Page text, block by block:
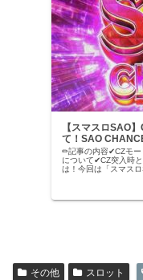
【スマスロSAO
て！SAO
✏︎記事の内容✔︎CZモー
について✔︎CZ突入時
は！今回は「スマス
が、特に何も起こら
その他 スロット